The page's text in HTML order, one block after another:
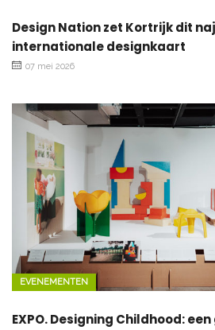
Design Nation zet Kortrijk dit
internationale designkaart
07 mei 2026
EVENEMENTEN
EXPO. Designing Childhood: